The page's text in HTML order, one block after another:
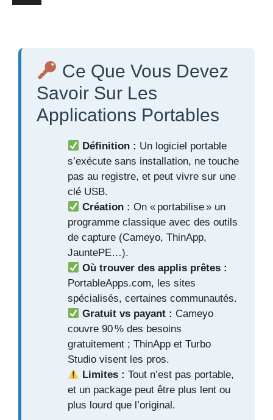
Ce Que Vous Devez
Savoir Sur Les
Applications Portables
Définition : Un logiciel portable
s’exécute sans installation, ne touche
pas au registre, et peut vivre sur une
clé USB.
Création : On « portabilise » un
programme classique avec des outils
de capture (Cameyo, ThinApp,
JauntePE…).
Où trouver des applis prêtes :
PortableApps.com, les sites
spécialisés, certaines communautés.
Gratuit vs payant : Cameyo
couvre 90 % des besoins
gratuitement ; ThinApp et Turbo
Studio visent les pros.
Limites : Tout n’est pas portable,
et un package peut être plus lent ou
plus lourd que l’original.